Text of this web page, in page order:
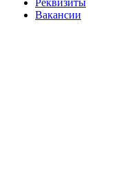
Реквизиты
Вакансии